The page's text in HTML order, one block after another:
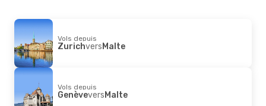
Vols depuis
ZurichversMalte
Vols depuis
GenèveversMalte